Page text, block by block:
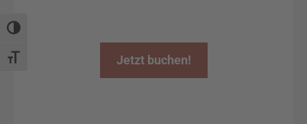
Umschalten auf hohe Kontraste
Schrift vergrößern Jetzt buchen!